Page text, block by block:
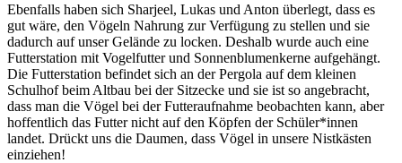
Ebenfalls haben sich Sharjeel, Lukas und Anton überlegt, dass es
gut wäre, den Vögeln Nahrung zur Verfügung zu stellen und sie
dadurch auf unser Gelände zu locken. Deshalb wurde auch eine
Futterstation mit Vogelfutter und Sonnenblumenkerne aufgehängt.
Die Futterstation befindet sich an der Pergola auf dem kleinen
Schulhof beim Altbau bei der Sitzecke und sie ist so angebracht,
dass man die Vögel bei der Futteraufnahme beobachten kann, aber
hoffentlich das Futter nicht auf den Köpfen der Schüler*innen
landet. Drückt uns die Daumen, dass Vögel in unsere Nistkästen
einziehen!